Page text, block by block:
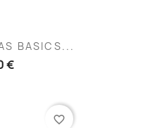
BASICS...
€
favorite_border